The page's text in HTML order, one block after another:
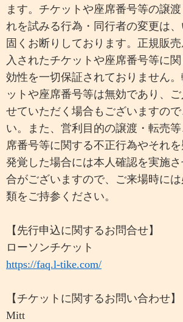
ます。チケットや座席番号等の譲
れを試みる行為・同行者の変更は
固くお断りしております。正規販
入されたチケットや座席番号等に
効性を一切保証されておりません
ットや座席番号等は無効であり、
せていただく場合もございますの
い。また、営利目的の譲渡・転売
席番号等に関する不正行為やそれ
発覚した場合には本人確認を実施
合がございますので、ご来場時に
類をご持参ください。
【先行申込に関するお問合せ】
ローソンチケット
https://faq.l-tike.com/
【チケットに関するお問い合わせ】
Mitt